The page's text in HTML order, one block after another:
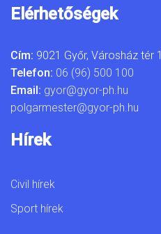
Elérhetőségek
Cím: 9021 Győr, Városház tér 1.
Telefon: 06 (96) 500 100
Email: gyor@gyor-ph.hu
polgarmester@gyor-ph.hu
Hírek
Civil hírek
Sport hírek